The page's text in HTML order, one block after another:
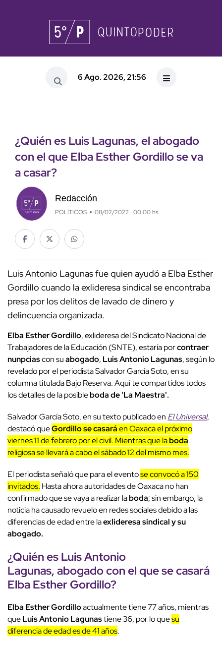
6 Ago. 2026, 21:56
¿Quién es Luis Lagunas, el abogado
con el que Elba Esther Gordillo se va
a casar?
Redacción
POLÍTICOS 08/02/2022 · 00:00 hs
Luis Antonio Lagunas fue quien ayudó a Elba Esther
Gordillo cuando la exlideresa sindical se encontraba
presa por los delitos de lavado de dinero y
delincuencia organizada.
Elba Esther Gordillo, exlideresa del Sindicato Nacional de
Trabajadores de la Educación (SNTE), estaría porcontraer
nunpciascon suabogado, Luis Antonio Lagunas, según lo
revelado por el periodista Salvador García Soto, en su
columna titulada Bajo Reserva. Aquí te compartidos todos
los detalles de la posibleboda de 'La Maestra'.
Salvador García Soto, en su texto publicado en El Universal,
destacó queGordillo se casaráen Oaxaca el próximo
viernes 11 de febrero por el civil. Mientras que laboda
religiosa se llevará a cabo el sábado 12 del mismo mes.
El periodista señaló que para el eventose convocó a 150
invitados. Hasta ahora autoridades de Oaxaca no han
confirmado que se vaya a realizar laboda; sin embargo, la
noticia ha causado revuelo en redes sociales debido a las
diferencias de edad entre laexlideresa sindical y su
abogado.
¿Quién es Luis Antonio
Lagunas, abogado con el que se casará
Elba Esther Gordillo?
Elba Esther Gordilloactualmente tiene 77 años, mientras
queLuis Antonio Lagunastiene 36, por lo quesu
diferencia de edad es de 41 años.